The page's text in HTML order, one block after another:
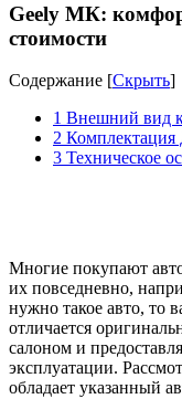
Geely МК:
стоимости
Содержание [Скрыть]
1 Внешний вид
2
3 Техническое
Многие покупают
их повседневно,
нужно такое авто, то
отличается
салоном и
эксплуатации.
обладает указанный